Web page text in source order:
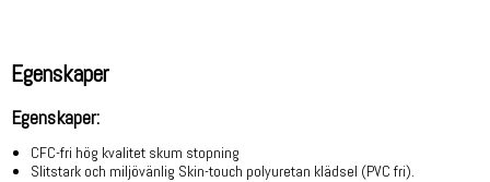
Egenskaper
Egenskaper:
CFC-fri hög kvalitet skum stopning
Slitstark och miljövänlig Skin-touch polyuretan klädsel (PVC fri).